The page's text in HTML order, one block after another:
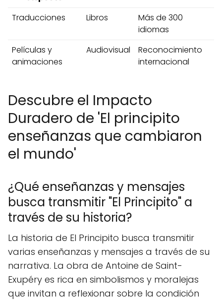
Traducciones Libros
Más de 300
idiomas
Películas y
animaciones
Audiovisual
Reconocimiento
internacional
Descubre el Impacto
Duradero de 'El principito
enseñanzas que cambiaron
el mundo'
¿Qué enseñanzas y mensajes
busca transmitir "El Principito" a
través de su historia?
La historia de El Principito busca transmitir
varias enseñanzas y mensajes a través de su
narrativa. La obra de Antoine de Saint-
Exupéry es rica en simbolismos y moralejas
que invitan a reflexionar sobre la condición